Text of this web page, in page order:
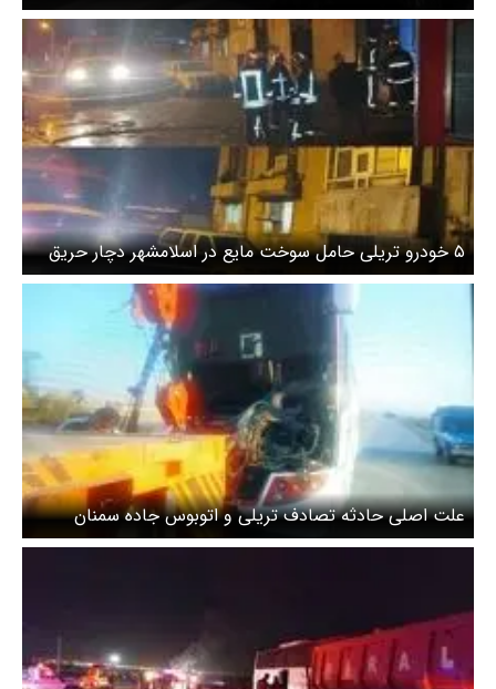
۵ خودرو تریلی حامل سوخت مایع در اسلامشهر دچار حریق
شد
علت اصلی حادثه تصادف تریلی و اتوبوس جاده سمنان
مشخص شد